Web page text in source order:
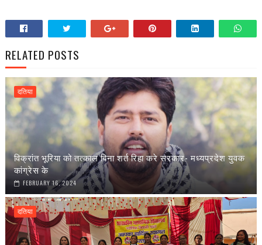
RELATED POSTS
दतिया
विक्रांत भूरिया को तत्काल बिना शर्त रिहा करे सरकार- मध्यप्रदेश युवक
कांग्रेस के
FEBRUARY 16, 2024
दतिया